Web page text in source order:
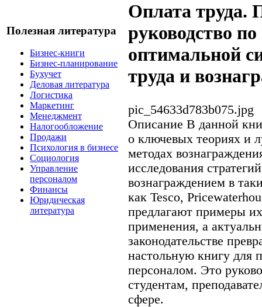
Полезная литература
Бизнес-книги
Бизнес-планирование
Бухучет
Деловая литература
Логистика
Маркетинг
Менеджмент
Налогообложение
Продажи
Психология в бизнесе
Социология
Управление
персоналом
Финансы
Юридическая
литература
Оплата труда.
руководство
оптимальной
труда и
pic_54633d783b075.jpg
Описание В данной
о ключевых теориях и
методах
исследования
вознаграждением в
как Tesco,
предлагают примеры
применения, а
законодательстве
настольную книгу для
персоналом. Это
студентам,
сфере.